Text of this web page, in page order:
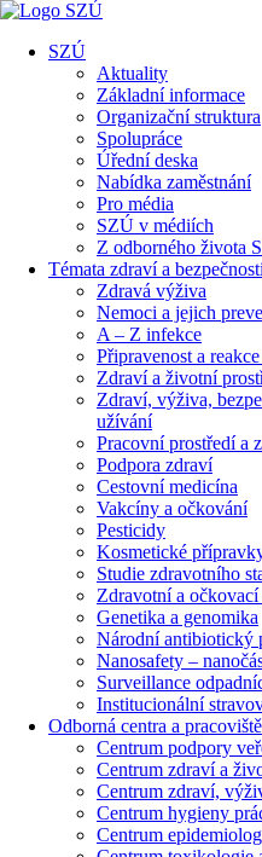
SZÚ
Aktuality
Základní informace
Organizační struktura
Spolupráce
Úřední deska
Nabídka zaměstnání
Pro média
SZÚ v médiích
Z odborného života
Témata zdraví a bezpečnosti
Zdravá výživa
Nemoci a jejich
A – Z infekce
Připravenost a
Zdraví a životní
Zdraví, výživa,
užívání
Pracovní prostředí a
Podpora zdraví
Cestovní medicína
Vakcíny a očkování
Pesticidy
Kosmetické
Studie zdravotního
Zdravotní a
Genetika a genomika
Národní antibiotický
Nanosafety –
Surveillance
Institucionální
Odborná centra a pracoviště
Centrum podpory
Centrum zdraví a
Centrum zdraví,
Centrum hygieny
Centrum